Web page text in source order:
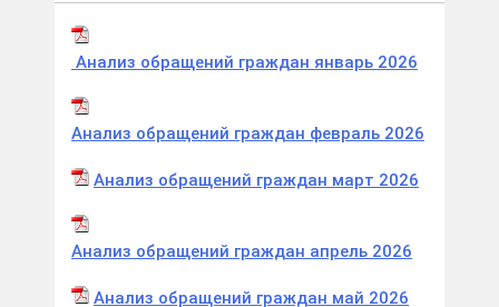
Анализ обращений граждан январь 2026
Анализ обращений граждан февраль 2026
Анализ обращений граждан март 2026
Анализ обращений граждан апрель 2026
Анализ обращений граждан май 2026